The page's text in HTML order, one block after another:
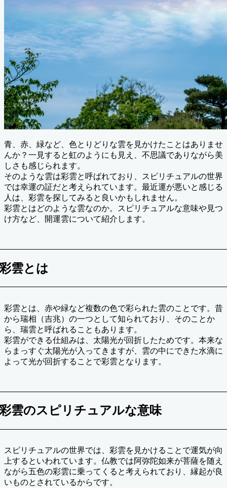
青、赤、緑など、色とりどりな雲を見かけたことはありませ
んか？一見すると虹のようにも見え、不思議でありながら美
しさも感じられます。
そのような雲は彩雲と呼ばれており、スピリチュアルの世界
では幸運の証だと考えられています。最近運が悪いと感じる
人は、彩雲を探してみると良いかもしれません。
彩雲とはどのような雲なのか。スピリチュアルな意味や見つ
け方など、開運雲について紹介します。
雲とは
彩雲とは、赤や緑など複数の色で彩られた雲のことです。昔
から瑞相（吉兆）の一つとして知られており、そのことか
ら、瑞雲と呼ばれることもあります。
彩雲ができる仕組みは、太陽光が回折したためです。本来な
らまっすぐ太陽光が入ってきますが、雲の中にできた水滴に
よって光が回折することで彩雲となります。
雲のスピリチュアルな意味
スピリチュアルの世界では、彩雲を見かけることで運気が向
上するといわれています。仏教では阿弥陀如来が菩薩を随え
ながら五色の彩雲に乗ってくると考えられており、縁起が良
いものとされているからです。